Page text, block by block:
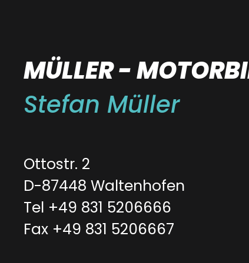
MÜLLER -
Stefan Müller
Ottostr. 2
D-87448 Waltenhofen
Tel +49 831 5206666
Fax +49 831 5206667